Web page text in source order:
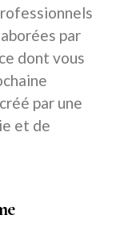
par
dont vous
par une
et de